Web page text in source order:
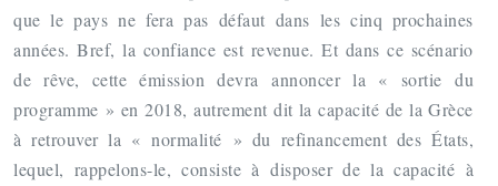
que le pays ne fera pas défaut dans les cinq prochaines
années. Bref, la confiance est revenue. Et dans ce scénario
de rêve, cette émission devra annoncer la « sortie du
programme » en 2018, autrement dit la capacité de la Grèce
à retrouver la « normalité » du refinancement des États,
lequel, rappelons-le, consiste à disposer de la capacité à